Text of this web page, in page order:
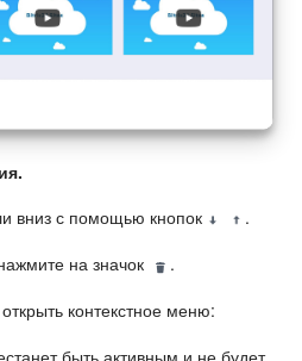
вниз с помощью кнопок
.
на значок
.
контекстное меню:
быть активным и не будет